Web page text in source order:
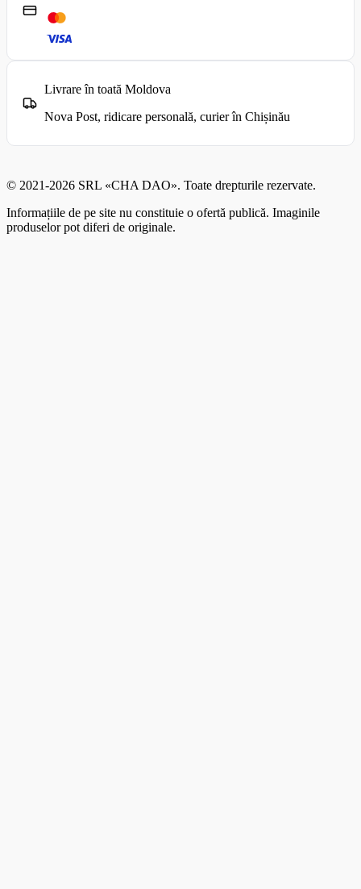
Livrare în toată Moldova
Nova Post, ridicare personală, curier în Chișinău
© 2021-2026 SRL «CHA DAO». Toate drepturile rezervate.
Informațiile de pe site nu constituie o ofertă publică. Imaginile
produselor pot diferi de originale.